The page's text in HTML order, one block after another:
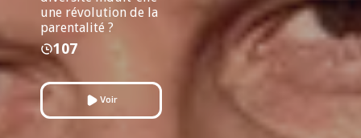
une révolution de la
parentalité ?
107
Voir